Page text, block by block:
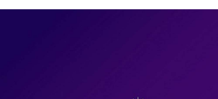
• Thị trường đang ở vùng tâm lý cực kỳ nhạy cảm do sự sợ hãi